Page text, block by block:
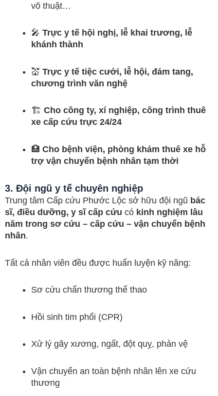
võ thuật…
🎤 Trực y tế hội nghị, lễ khai trương, lễ
khánh thành
💒 Trực y tế tiệc cưới, lễ hội, đám tang,
chương trình văn nghệ
🏗️ Cho công ty, xí nghiệp, công trình thuê
xe cấp cứu trực 24/24
🏥 Cho bệnh viện, phòng khám thuê xe hỗ
trợ vận chuyển bệnh nhân tạm thời
3. Đội ngũ y tế chuyên nghiệp
Trung tâm Cấp cứu Phước Lộc sở hữu đội ngũ bác
sĩ, điều dưỡng, y sĩ cấp cứu có kinh nghiệm lâu
năm trong sơ cứu – cấp cứu – vận chuyển bệnh
nhân.
Tất cả nhân viên đều được huấn luyện kỹ năng:
Sơ cứu chấn thương thể thao
Hồi sinh tim phổi (CPR)
Xử lý gãy xương, ngất, đột quỵ, phản vệ
Vận chuyển an toàn bệnh nhân lên xe cứu
thương